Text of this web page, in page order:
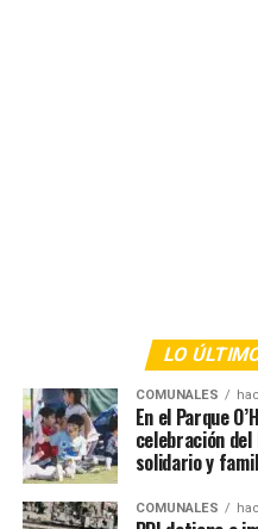
LO
COMUNALES
En el Parque
celebración del
solidario y
COMUNALES